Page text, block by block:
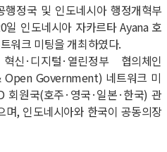
행정국 및 인도네시아 행정개혁부
일 인도네시아 자카르타Ayana 호
워크 미팅을 개최하였다.
신 ·디지털· 열린정부 협의체인
Government) 네트워크 미
회원국(호주· 영국·일본·한국)관
며, 인도네시아와 한국이 공동의장